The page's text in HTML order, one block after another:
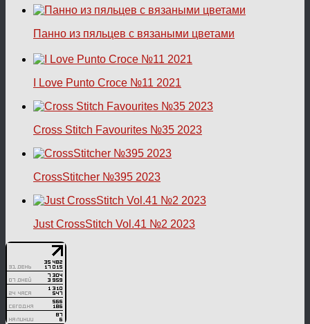
Панно из пяльцев с вязаными цветами
I Love Punto Croce №11 2021
Cross Stitch Favourites №35 2023
CrossStitcher №395 2023
Just CrossStitch Vol.41 №2 2023